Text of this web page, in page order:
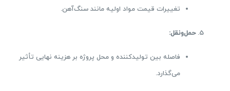
تغییرات قیمت مواد اولیه مانند سنگ‌آهن.
حمل‌ونقل:
فاصله بین تولیدکننده و محل پروژه بر هزینه نهایی تأثیر
می‌گذارد.